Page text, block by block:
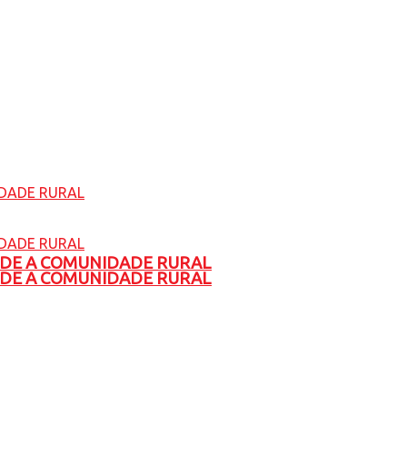
A COMUNIDADE RURAL
A COMUNIDADE RURAL